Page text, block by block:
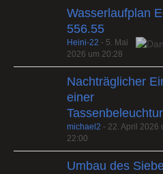
Wasserlaufplan
556.55
Heini-22 - 5. Mai
2026 um 20:28
Nachträglicher
einer
michael2 - 22. April 2026
22:00
Umbau des